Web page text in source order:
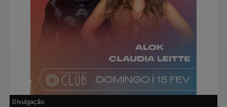
Divulgação